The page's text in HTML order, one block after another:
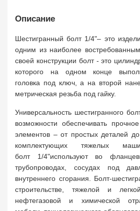
Описание
Шестигранный болт 1/4"– это
одним из наиболее
своей конструкции болт - это
которого на одном конце
головка под ключ, а на второй
метрическая резьба под гайку.
Универсальность шестигранного
возможности обеспечивать
элементов – от простых деталей
комплектующих тяжелых
болт 1/4"используют во
трубопроводах, сосудах под
внутреннего сгорания. Болт-
строительстве, тяжелой и
нефтегазовой и химической